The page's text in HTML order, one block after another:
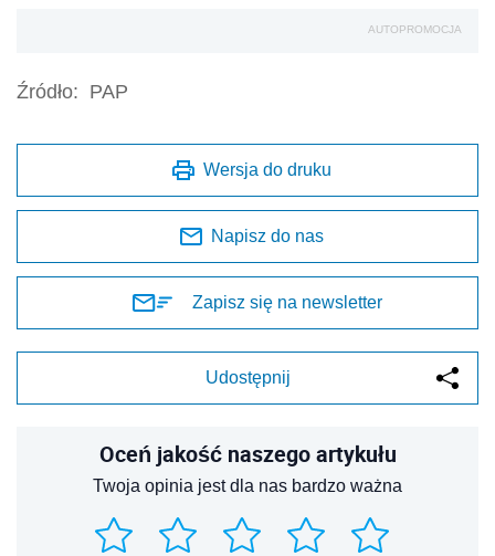
AUTOPROMOCJA
Źródło: PAP
Wersja do druku
Napisz do nas
Zapisz się na newsletter
Udostępnij
Oceń jakość naszego artykułu
Twoja opinia jest dla nas bardzo ważna